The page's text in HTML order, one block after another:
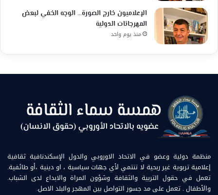
الإعلاميون خارج الصورة… الوجه الخفي لبعض
المهرجانات الدولية
منذ يوم واحد
منظمة دولية وعضو في الاتحاد الاوروبي والدول الإسكندنافية ثقافية
إعلامية تربوية غير ربحية لا تنتمي لأي جهات سياسية ، او دينية ،أو طائفية.
تعمل في حقول التربية والثقافة وشؤون المراة والابداع لدى الشباب.
والأطفال . تعمل على مد جسور التواصل بين المهجر والبلد الاصل.